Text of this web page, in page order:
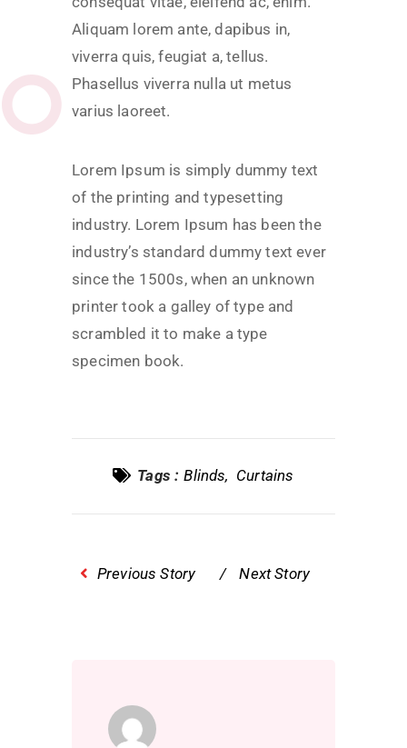
Aliquam lorem ante, dapibus in,
viverra quis, feugiat a, tellus.
Phasellus viverra nulla ut metus
varius laoreet.
Lorem Ipsum is simply dummy text
of the printing and typesetting
industry. Lorem Ipsum has been the
industry’s standard dummy text ever
since the 1500s, when an unknown
printer took a galley of type and
scrambled it to make a type
specimen book.
Tags :Blinds Curtains
Previous Story Next Story